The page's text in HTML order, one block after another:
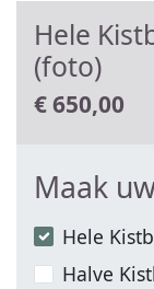
Hele
(foto)
€650,00
Maak
Hele
Halve